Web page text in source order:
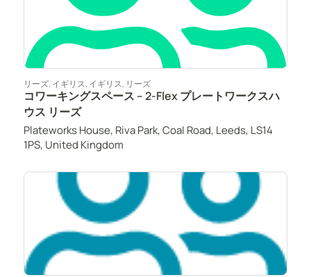
リーズ, イギリス, イギリス, リーズ
コワーキングスペース – 2-Flex プレートワークスハ
ウス リーズ
Plateworks House, Riva Park, Coal Road, Leeds, LS14
1PS, United Kingdom